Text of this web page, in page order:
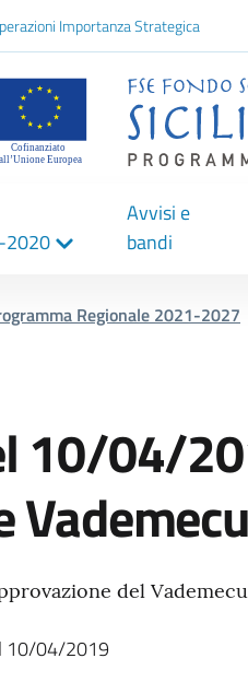
Importanza Strategica
2020
Avvisi e
bandi
Regionale 2021-2027
10/04/
del
10/04/2019